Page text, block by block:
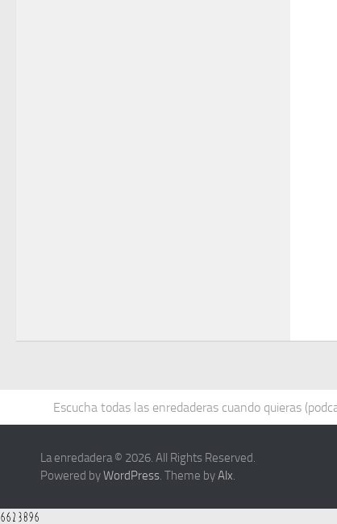
Escucha todas las enredaderas cuando quieras
La enredadera © 2026. All Rights Reserved.
Powered byWordPress. Theme byAlx.